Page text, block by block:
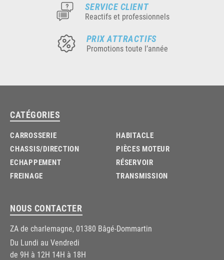
SERVICE CLIENT
Reactifs et professionnels
PRIX ATTRACTIFS
Promotions toute l’année
CATÉGORIES
CARROSSERIE
CHASSIS/DIRECTION
ECHAPPEMENT
FREINAGE
HABITACLE
PIÈCES MOTEUR
RÉSERVOIR
TRANSMISSION
NOUS CONTACTER
ZA de charlemagne, 01380 Bâgé-Dommartin
Du Lundi au Vendredi
de 9H à 12H 14H à 18H